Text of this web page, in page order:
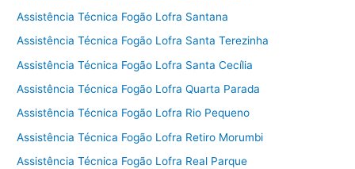
Assistência Técnica Fogão Lofra Santana
Assistência Técnica Fogão Lofra Santa Terezinha
Assistência Técnica Fogão Lofra Santa Cecília
Assistência Técnica Fogão Lofra Quarta Parada
Assistência Técnica Fogão Lofra Rio Pequeno
Assistência Técnica Fogão Lofra Retiro Morumbi
Assistência Técnica Fogão Lofra Real Parque